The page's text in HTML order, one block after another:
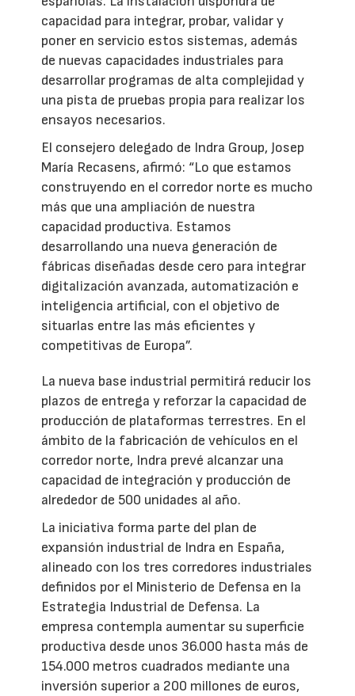
capacidad para integrar, probar, validar y
poner en servicio estos sistemas, además
de nuevas capacidades industriales para
desarrollar programas de alta complejidad y
una pista de pruebas propia para realizar los
ensayos necesarios.
El consejero delegado de Indra Group, Josep
María Recasens, afirmó: “Lo que estamos
construyendo en el corredor norte es mucho
más que una ampliación de nuestra
capacidad productiva. Estamos
desarrollando una nueva generación de
fábricas diseñadas desde cero para integrar
digitalización avanzada, automatización e
inteligencia artificial, con el objetivo de
situarlas entre las más eficientes y
competitivas de Europa”.
La nueva base industrial permitirá reducir los
plazos de entrega y reforzar la capacidad de
producción de plataformas terrestres. En el
ámbito de la fabricación de vehículos en el
corredor norte, Indra prevé alcanzar una
capacidad de integración y producción de
alrededor de 500 unidades al año.
La iniciativa forma parte del plan de
expansión industrial de Indra en España,
alineado con los tres corredores industriales
definidos por el Ministerio de Defensa en la
Estrategia Industrial de Defensa. La
empresa contempla aumentar su superficie
productiva desde unos 36.000 hasta más de
154.000 metros cuadrados mediante una
inversión superior a 200 millones de euros,